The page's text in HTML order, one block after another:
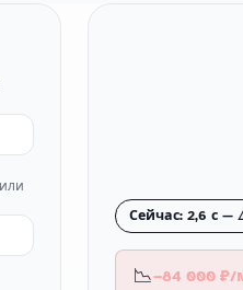
Сейчас: 2,6 с —
📉−84 000 ₽/